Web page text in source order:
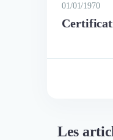
01/01/1970
Les